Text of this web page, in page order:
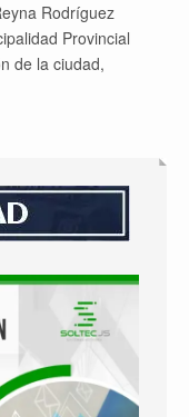
Rodríguez
Provincial
de la ciudad,